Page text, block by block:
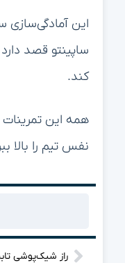
این
ساپینتو قصد
کند.
همه این تمرینات
نفس تیم را بالا